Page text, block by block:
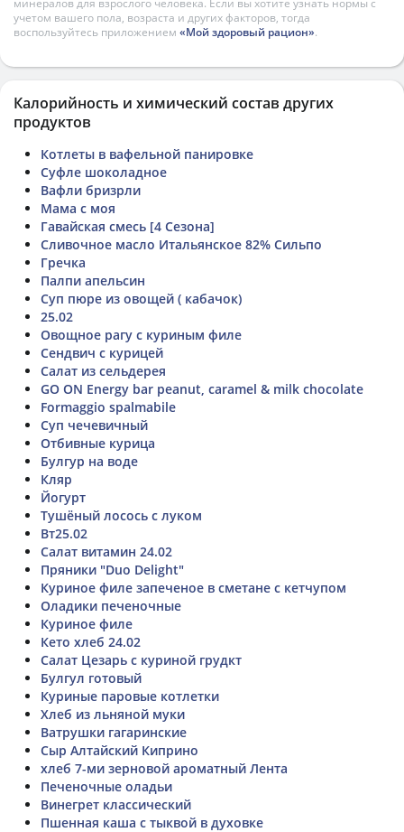
учетом вашего пола, возраста и других факторов, тогда
воспользуйтесь приложением «Мой здоровый рацион».
Калорийность и химический состав других
продуктов
Котлеты в вафельной панировке
Суфле шоколадное
Вафли бризрли
Мама с моя
Гавайская смесь [4 Сезона]
Сливочное масло Итальянское 82% Сильпо
Гречка
Палпи апельсин
Суп пюре из овощей ( кабачок)
25.02
Овощное рагу с куриным филе
Сендвич с курицей
Салат из сельдерея
GO ON Energy bar peanut, caramel & milk chocolate
Formaggio spalmabile
Суп чечевичный
Отбивные курица
Булгур на воде
Кляр
Йогурт
Тушёный лосось с луком
Вт25.02
Салат витамин 24.02
Пряники "Duo Delight"
Куриное филе запеченое в сметане с кетчупом
Оладики печеночные
Куриное филе
Кето хлеб 24.02
Салат Цезарь с куриной грудкт
Булгул готовый
Куриные паровые котлетки
Хлеб из льняной муки
Ватрушки гагаринские
Сыр Алтайский Киприно
хлеб 7-ми зерновой ароматный Лента
Печеночные оладьи
Винегрет классический
Пшенная каша с тыквой в духовке